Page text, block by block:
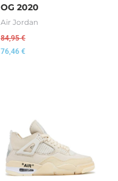
OG 2020
Air Jordan
84,95€
76,46 €